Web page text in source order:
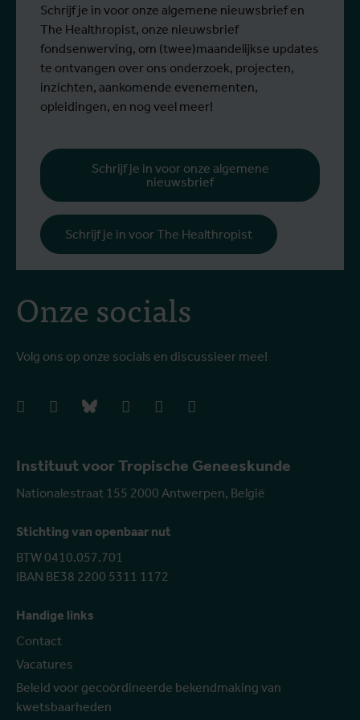
stedenbouwkundig ontwerper, is
gepubliceerd in De Tijd.
Instituut voor Tropische Geneeskunde
Nationalestraat 155 2000 Antwerpen, België
Stichting van openbaar nut
BTW 0410.057.701
IBAN BE38 2200 5311 1172
Handige links
Contact
Vacatures
Beleid voor gecoördineerde bekendmaking van
kwetsbaarheden
Onze socials
Volg ons op onze socials en discussieer mee!
instagrambluesky
Schrijf je in voor onze algemene nieuwsbrief en
The Healthropist, onze nieuwsbrief
fondsenwerving, om (twee)maandelijkse updates
te ontvangen over ons onderzoek, projecten,
inzichten, aankomende evenementen,
opleidingen, en nog veel meer!
Schrijf je in voor onze algemene
nieuwsbrief
Schrijf je in voor The Healthropist